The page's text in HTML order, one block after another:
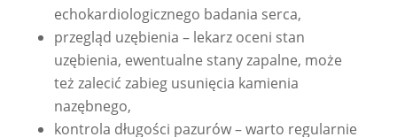
echokardiologicznego badania serca,
przegląd uzębienia – lekarz oceni stan
uzębienia, ewentualne stany zapalne, może
też zalecić zabieg usunięcia kamienia
nazębnego,
kontrola długości pazurów – warto regularnie